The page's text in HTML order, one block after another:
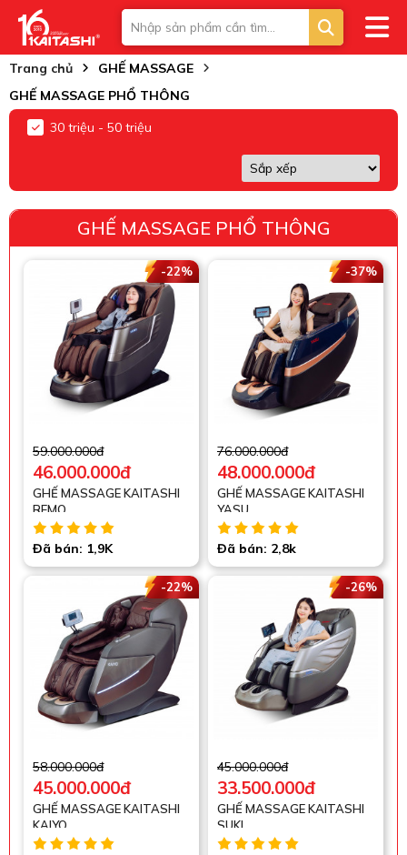
Trang chủ
GHẾ MASSAGE
GHẾ MASSAGE PHỔ THÔNG
30 triệu - 50 triệu
GHẾ MASSAGE PHỔ THÔNG
-22%
59.000.000đ
46.000.000đ
GHẾ MASSAGE KAITASHI
REMO
Đã bán: 1,9K
-37%
76.000.000đ
48.000.000đ
GHẾ MASSAGE KAITASHI
YASU
Đã bán: 2,8k
-22%
58.000.000đ
45.000.000đ
GHẾ MASSAGE KAITASHI
KAIYO
-26%
45.000.000đ
33.500.000đ
GHẾ MASSAGE KAITASHI
SUKI